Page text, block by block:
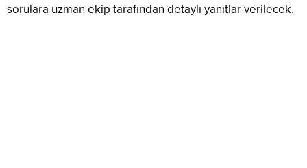
sorulara uzman ekip tarafından detaylı yanıtlar verilecek.